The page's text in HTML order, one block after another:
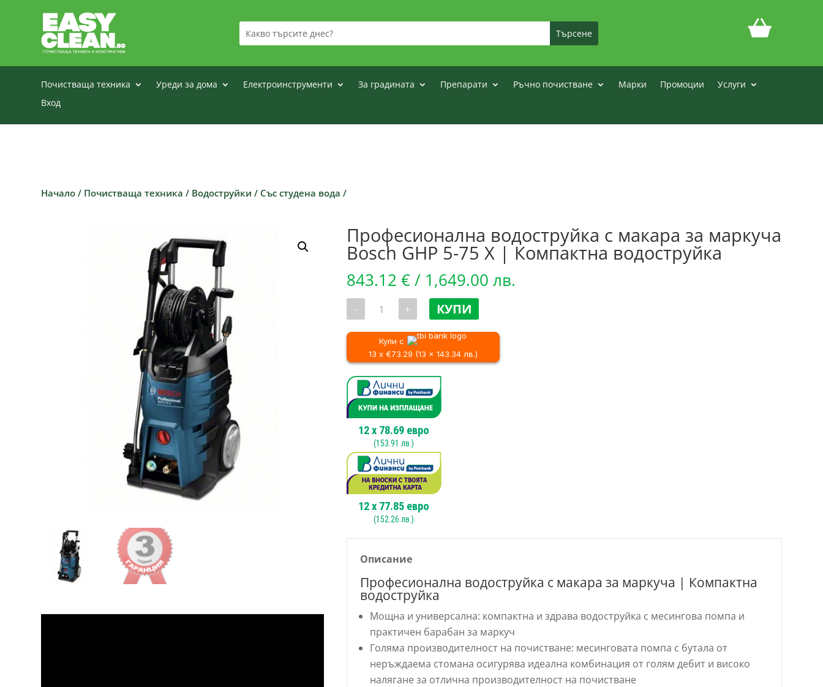
Почистваща техника Уреди за дома Електроинструменти За градината Препарати Ръчно почистване Марки Промоции
Услуги
Вход
Начало / Почистваща техника / Водоструйки / Със студена вода /
Професионална водоструйка с макара за маркуча
Bosch GHP 5-75 X | Компактна водоструйка
843.12 €/ 1,649.00 лв.
- количество
Професионална
водоструйка
макара
за
Bosch
GHP
5-
75
X
|
Компактна
водоструйка
+ КУПИ
Купи с
13 x €73.29 (13 x 143.34 лв.)
12x 78.69 евро
(153.91 лв.)
12x 77.85 евро
(152.26 лв.)
Описание
Професионална водоструйка с макара за маркуча | Компактна
водоструйка
Мощна и универсална: компактна и здрава водоструйка с месингова помпа и
практичен барабан за маркуч
Голяма производителност на почистване: месинговата помпа с бутала от
неръждаема стомана осигурява идеална комбинация от голям дебит и високо
налягане за отлична производителност на почистване